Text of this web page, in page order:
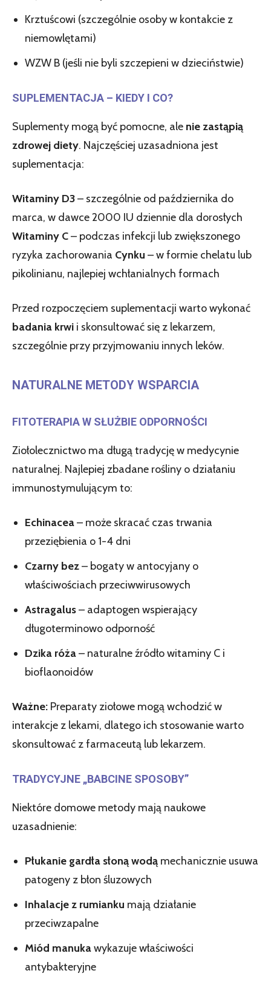
Krztuścowi (szczególnie osoby w kontakcie z
niemowlętami)
WZW B (jeśli nie byli szczepieni w dzieciństwie)
SUPLEMENTACJA – KIEDY I CO?
Suplementy mogą być pomocne, ale nie zastąpią
zdrowej diety. Najczęściej uzasadniona jest
suplementacja:
Witaminy D3– szczególnie od października do
marca, w dawce 2000 IU dziennie dla dorosłych
Witaminy C– podczas infekcji lub zwiększonego
ryzyka zachorowania Cynku – w formie chelatu lub
pikolinianu, najlepiej wchłanialnych formach
Przed rozpoczęciem suplementacji warto wykonać
badania krwi i skonsultować się z lekarzem,
szczególnie przy przyjmowaniu innych leków.
NATURALNE METODY WSPARCIA
FITOTERAPIA W SŁUŻBIE ODPORNOŚCI
Ziołolecznictwo ma długą tradycję w medycynie
naturalnej. Najlepiej zbadane rośliny o działaniu
immunostymulującym to:
Echinacea– może skracać czas trwania
przeziębienia o 1-4 dni
Czarny bez– bogaty w antocyjany o
właściwościach przeciwwirusowych
Astragalus– adaptogen wspierający
długoterminowo odporność
Dzika róża– naturalne źródło witaminy C i
bioflaonoidów
Ważne: Preparaty ziołowe mogą wchodzić w
interakcje z lekami, dlatego ich stosowanie warto
skonsultować z farmaceutą lub lekarzem.
TRADYCYJNE „BABCINE SPOSOBY”
Niektóre domowe metody mają naukowe
uzasadnienie:
Płukanie gardła słoną wodą mechanicznie usuwa
patogeny z błon śluzowych
Inhalacje z rumianku mają działanie
przeciwzapalne
Miód manukawykazuje właściwości
antybakteryjne